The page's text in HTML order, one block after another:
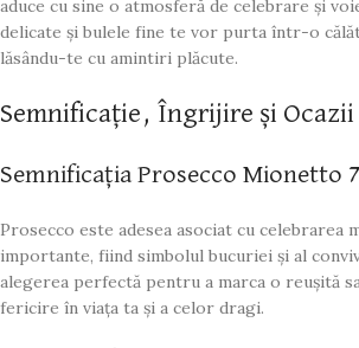
aduce cu sine o atmosferă de celebrare și
delicate și bulele fine te vor purta într-o
lăsându-te cu amintiri plăcute.
Semnificație, Îngrijire și Ocazii
Semnificația Prosecco Mionetto
Prosecco este adesea asociat cu celebrarea
importante, fiind simbolul bucuriei și al
alegerea perfectă pentru a marca o reușită
fericire în viața ta și a celor dragi.